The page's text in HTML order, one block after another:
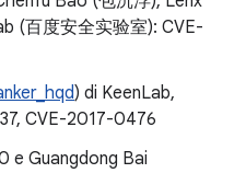
(百度安全实验室): CVE-
) di KeenLab,
CVE-2017-0476
e Guangdong Bai